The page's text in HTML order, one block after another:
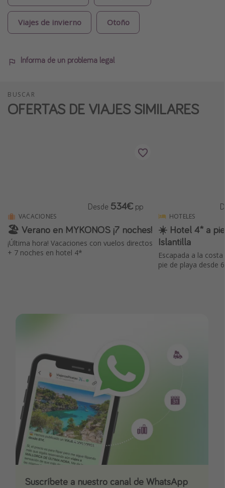
Viajes de invierno Otoño
Informa de un problema legal
BUSCAR
OFERTAS DE VIAJES SIMILARES
VACACIONES
🏖 Verano en MYKONOS ¡7 noches!
¡Última hora! Vacaciones con vuelos directos
+ 7 noches en hotel 4*
Desde 534€ pp
HOTELES
☀️ Hotel 4* a
Islantilla
Escapada a la
pie de playa desde
Suscríbete a nuestro canal de WhatsApp
Descarga nuestra app
¡Suscríbete a nuestro canal de Telegram!